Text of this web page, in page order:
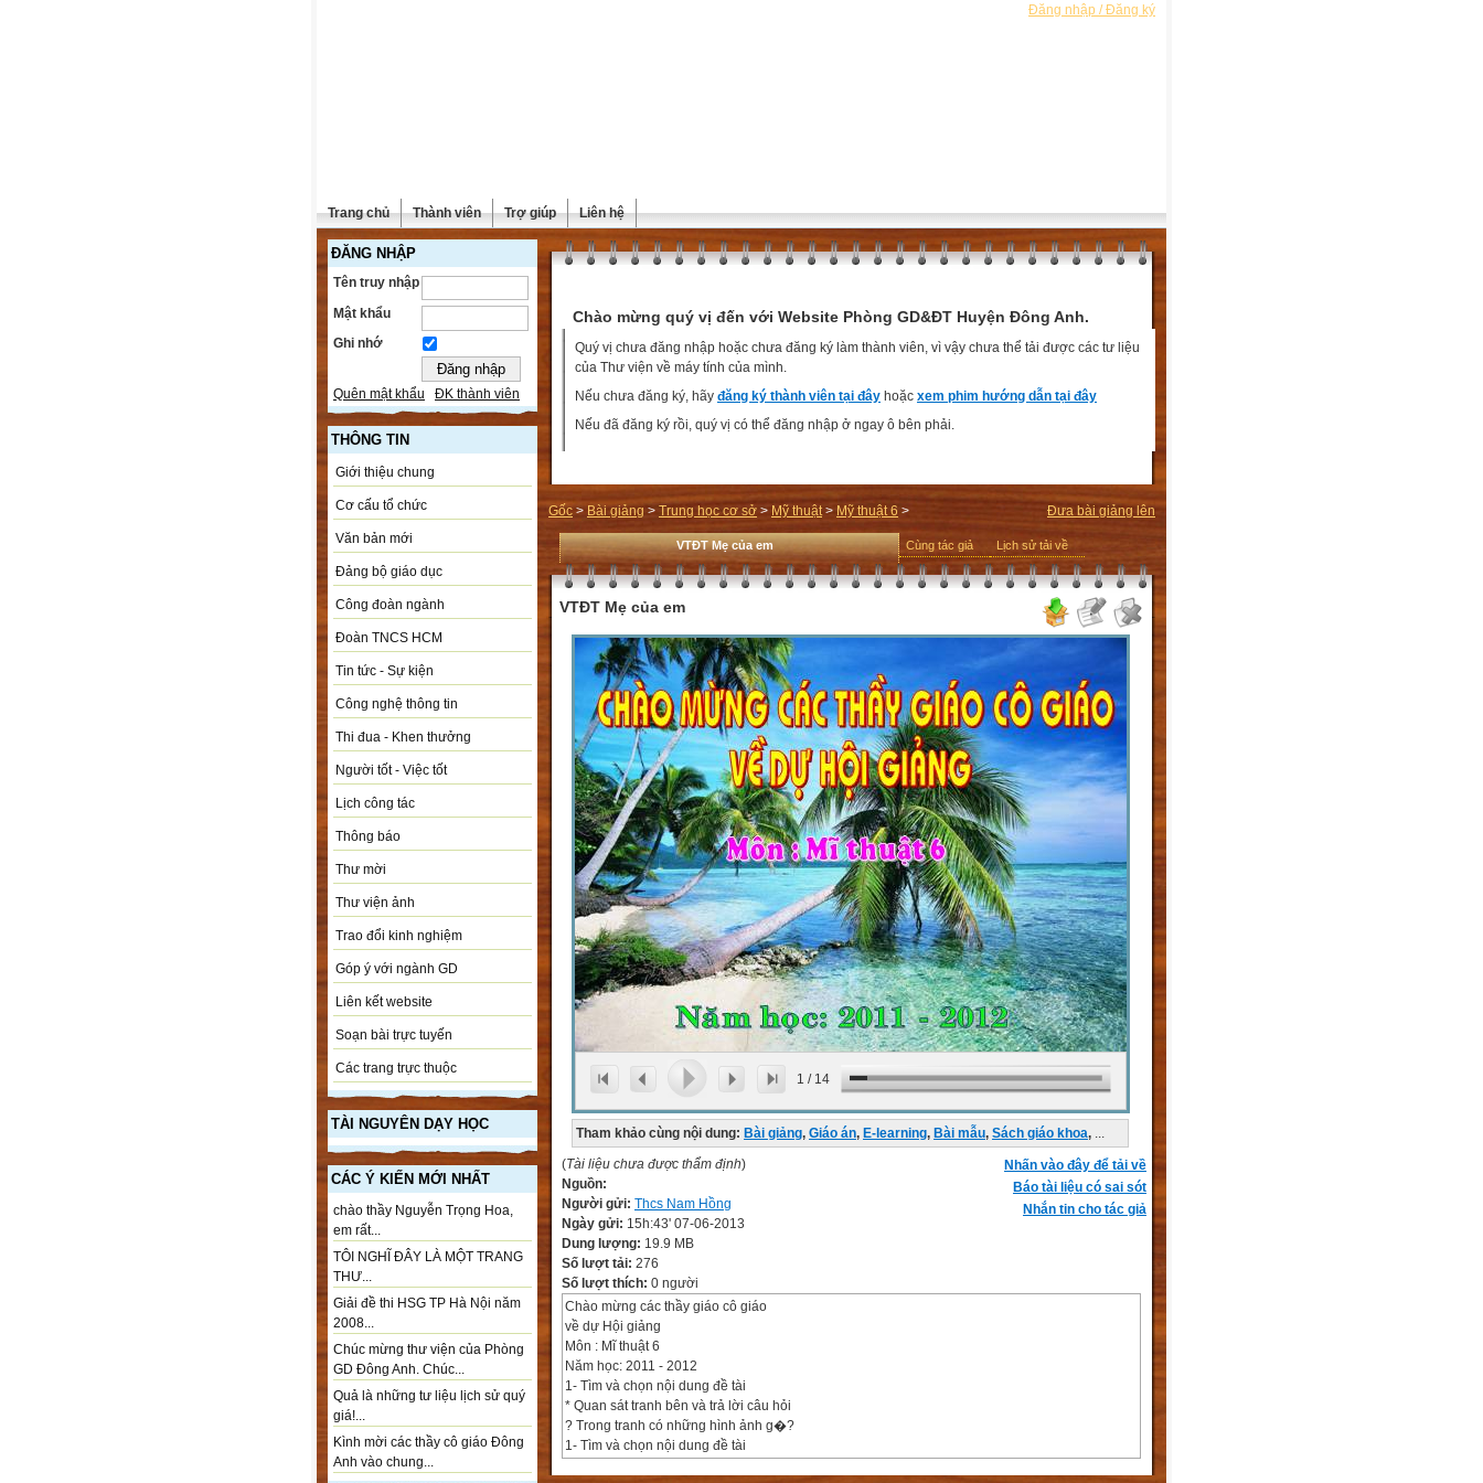
Đăng nhập / Đăng ký
Trang chủ Thành viên Trợ giúp Liên hệ
ĐĂNG NHẬP
Tên truy nhập
Mật khẩu
Ghi nhớ
Quên mật khẩu ĐK thành viên
THÔNG TIN
Giới thiệu chung
Cơ cấu tổ chức
Văn bản mới
Đảng bộ giáo dục
Công đoàn ngành
Đoàn TNCS HCM
Tin tức - Sự kiện
Công nghệ thông tin
Thi đua - Khen thưởng
Người tốt - Việc tốt
Lịch công tác
Thông báo
Thư mời
Thư viện ảnh
Trao đổi kinh nghiệm
Góp ý với ngành GD
Liên kết website
Soạn bài trực tuyến
Các trang trực thuộc
TÀI NGUYÊN DẠY HỌC
CÁC Ý KIẾN MỚI NHẤT
chào thầy Nguyễn Trọng Hoa,
em rất...
TÔI NGHĨ ĐÂY LÀ MỘT TRANG
THƯ...
Giải đề thi HSG TP Hà Nội năm
2008...
Chúc mừng thư viện của Phòng
GD Đông Anh. Chúc...
Quả là những tư liệu lịch sử quý
giá!...
Kình mời các thầy cô giáo Đông
Anh vào chung...
Chào mừng quý vị đến với Website Phòng GD&ĐT Huyện Đông Anh.
Quý vị chưa đăng nhập hoặc chưa đăng ký làm thành viên, vì vậy chưa thể tải được các tư liệu
của Thư viện về máy tính của mình.
Nếu chưa đăng ký, hãy đăng ký thành viên tại đây hoặc xem phim hướng dẫn tại đây
Nếu đã đăng ký rồi, quý vị có thể đăng nhập ở ngay ô bên phải.
Đưa bài giảng lên
Gốc > Bài giảng > Trung học cơ sở > Mỹ thuật> Mỹ thuật 6 >
VTĐT Mẹ của em Cùng tác giả Lịch sử tải về
VTĐT Mẹ của em
1 / 14
Tham khảo cùng nội dung: Bài giảng, Giáo án, E-learning, Bài mẫu, Sách giáo khoa, ...
Nhấn vào đây để tải về
Báo tài liệu có sai sót
Nhắn tin cho tác giả
(Tài liệu chưa được thẩm định)
Nguồn:
Người gửi: Thcs Nam Hồng
Ngày gửi: 15h:43' 07-06-2013
Dung lượng: 19.9 MB
Số lượt tải: 276
Số lượt thích: 0 người
Chào mừng các thầy giáo cô giáo
về dự Hội giảng
Môn : Mĩ thuật 6
Năm học: 2011 - 2012
1- Tìm và chọn nội dung đề tài
* Quan sát tranh bên và trả lời câu hỏi
? Trong tranh có những hình ảnh g�?
1- Tìm và chọn nội dung đề tài